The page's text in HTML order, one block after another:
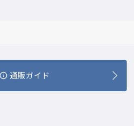
通販ガイド